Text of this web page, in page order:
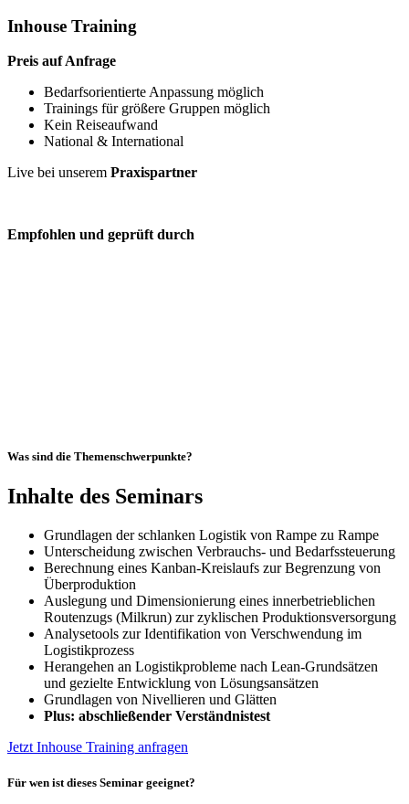
Inhouse Training
Preis auf Anfrage
Bedarfsorientierte Anpassung möglich
Trainings für größere Gruppen möglich
Kein Reiseaufwand
National & International
Live bei unserem Praxispartner
Empfohlen und geprüft durch
Was sind die Themenschwerpunkte?
Inhalte des Seminars
Grundlagen der schlanken Logistik von Rampe zu Rampe
Unterscheidung zwischen Verbrauchs- und Bedarfssteuerung
Berechnung eines Kanban-Kreislaufs zur Begrenzung von
Überproduktion
Auslegung und Dimensionierung eines innerbetrieblichen
Routenzugs (Milkrun) zur zyklischen Produktionsversorgung
Analysetools zur Identifikation von Verschwendung im
Logistikprozess
Herangehen an Logistikprobleme nach Lean-Grundsätzen
und gezielte Entwicklung von Lösungsansätzen
Grundlagen von Nivellieren und Glätten
Plus: abschließender Verständnistest
Jetzt Inhouse Training anfragen
Für wen ist dieses Seminar geeignet?